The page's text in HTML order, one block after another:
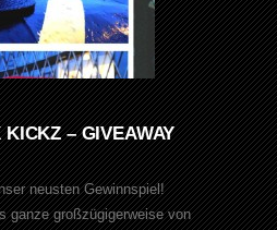
– GIVEAWAY
neusten Gewinnspiel!
ganze großzügigerweise von